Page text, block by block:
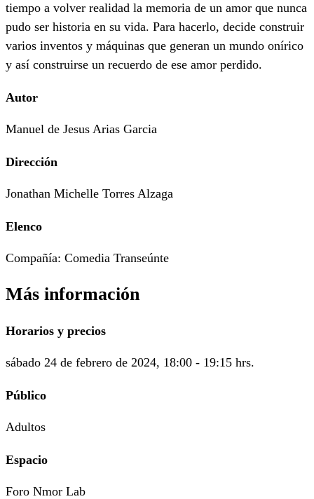
tiempo a volver realidad la memoria de un amor que nunca
pudo ser historia en su vida. Para hacerlo, decide construir
varios inventos y máquinas que generan un mundo onírico
y así construirse un recuerdo de ese amor perdido.
Autor
Manuel de Jesus Arias Garcia
Dirección
Jonathan Michelle Torres Alzaga
Elenco
Compañía: Comedia Transeúnte
Más información
Horarios y precios
sábado 24 de febrero de 2024, 18:00 - 19:15 hrs.
Público
Adultos
Espacio
Foro Nmor Lab